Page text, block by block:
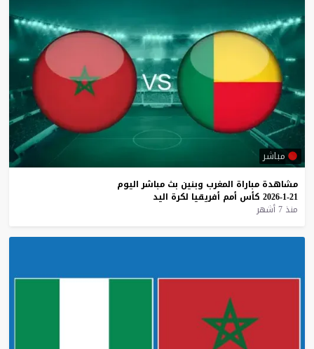
مباشر
مشاهدة مباراة المغرب وبنين بث مباشر اليوم
21-1-2026
كأس أمم أفريقيا لكرة اليد
منذ 7 أشهر